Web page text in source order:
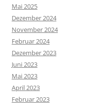
Mai 2025
Dezember 2024
November 2024
Februar 2024
Dezember 2023
Juni 2023
Mai 2023
April 2023
Februar 2023